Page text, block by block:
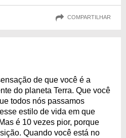
COMPARTILHAR
de que você é a
do planeta Terra. Que você
todos nós passamos
estilo de vida em que
é 10 vezes pior, porque
Quando você está no